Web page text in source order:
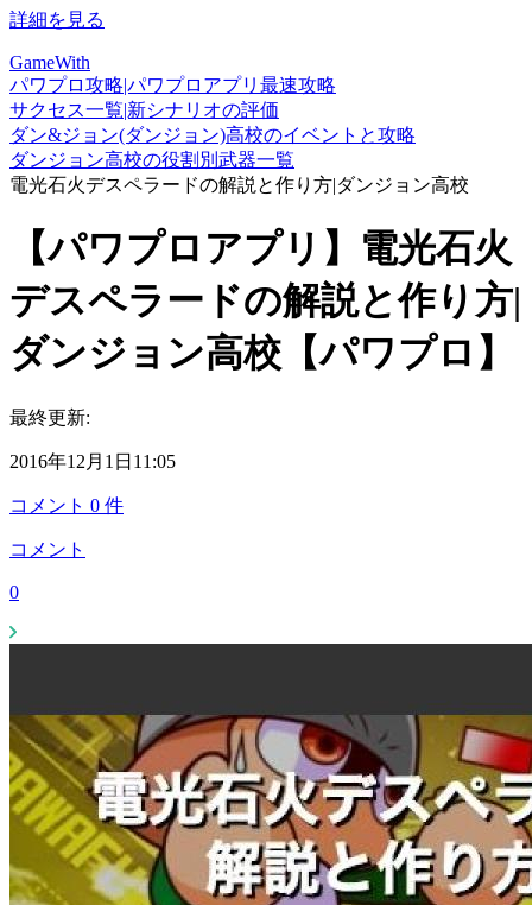
詳細を見る
GameWith
パワプロ攻略|パワプロアプリ最速攻略
サクセス一覧|新シナリオの評価
ダン&ジョン(ダンジョン)高校のイベントと攻略
ダンジョン高校の役割別武器一覧
電光石火デスペラードの解説と作り方|ダンジョン高校
【パワプロアプリ】電光石火
デスペラードの解説と作り方|
ダンジョン高校【パワプロ】
最終更新:
2016年12月1日11:05
コメント 0 件
コメント
0